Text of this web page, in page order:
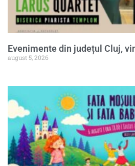
Evenimente din județul Cluj,
august 5, 2026